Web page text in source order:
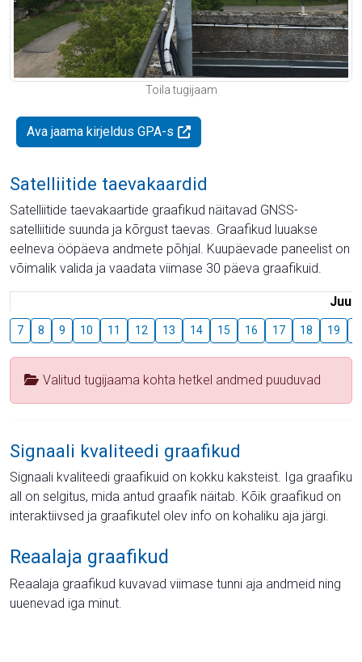
Toila tugijaam
Ava jaama kirjeldus GPA-s
Satelliitide taevakaardid
Satelliitide taevakaartide graafikud näitavad GNSS-
satelliitide suunda ja kõrgust taevas. Graafikud luuakse
eelneva ööpäeva andmete põhjal. Kuupäevade paneelist on
võimalik valida ja vaadata viimase 30 päeva graafikuid.
Juuli
7 8 9 10 11 12 13 14 15 16 17 18 19
Valitud tugijaama kohta hetkel andmed puuduvad
Signaali kvaliteedi graafikud
Signaali kvaliteedi graafikuid on kokku kaksteist. Iga graafiku
all on selgitus, mida antud graafik näitab. Kõik graafikud on
interaktiivsed ja graafikutel olev info on kohaliku aja järgi.
Reaalaja graafikud
Reaalaja graafikud kuvavad viimase tunni aja andmeid ning
uuenevad iga minut.